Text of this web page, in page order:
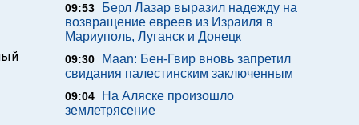
09:53
Берл Лазар выразил надежду на
возвращение евреев из Израиля в
Мариуполь, Луганск и Донецк
09:30
Maan: Бен-Гвир вновь запретил
свидания палестинским заключенным
09:04
На Аляске произошло
землетрясение